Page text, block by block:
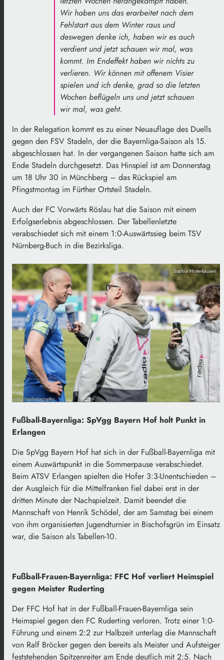
Wir haben uns das erarbeitet nach dem
Fehlstart aus dem Winter raus und
deswegen denke ich, haben wir es auch
verdient und jetzt schauen wir mal, was
kommt. Im Endeffekt haben wir nichts zu
verlieren. Wir können mit offenem Visier
spielen und ich denke, grad so die letzten
Wochen beflügeln uns und jetzt schauen
wir mal, was geht.
In der Relegation kommt es zu einer Neuauflage des Duells
gegen den FSV Stadeln, der die Bayernliga-Saison als 15.
abgeschlossen hat. In der vergangenen Saison hatte sich am
Ende Stadeln durchgesetzt. Das Hinspiel ist am Donnerstag
um 18 Uhr 30 in Münchberg – das Rückspiel am
Pfingstmontag im Fürther Ortsteil Stadeln.
Auch der FC Vorwärts Röslau hat die Saison mit einem
Erfolgserlebnis abgeschlossen. Der Tabellenletzte
verabschiedet sich mit einem 1:0-Auswärtssieg beim TSV
Nürnberg-Buch in die Bezirksliga.
Sophia Hinterkausen
Fußball-Bayernliga: SpVgg Bayern Hof holt Punkt in
Erlangen
Die SpVgg Bayern Hof hat sich in der Fußball-Bayernliga mit
einem Auswärtspunkt in die Sommerpause verabschiedet.
Beim ATSV Erlangen spielten die Hofer 3:3-Unentschieden –
der Ausgleich für die Mittelfranken fiel dabei erst in der
dritten Minute der Nachspielzeit. Damit beendet die
Mannschaft von Henrik Schödel, der am Samstag bei einem
von ihm organisierten Jugendturnier in Bischofsgrün im Einsatz
war, die Saison als Tabellen-10.
Fußball-Frauen-Bayernliga: FFC Hof verliert Heimspiel
gegen Meister Ruderting
Der FFC Hof hat in der Fußball-Frauen-Bayernliga sein
Heimspiel gegen den FC Ruderting verloren. Trotz einer 1:0-
Führung und einem 2:2 zur Halbzeit unterlag die Mannschaft
von Ralf Bröcker gegen den bereits als Meister und Aufsteiger
feststehenden Spitzenreiter am Ende deutlich mit 2:5. Nach